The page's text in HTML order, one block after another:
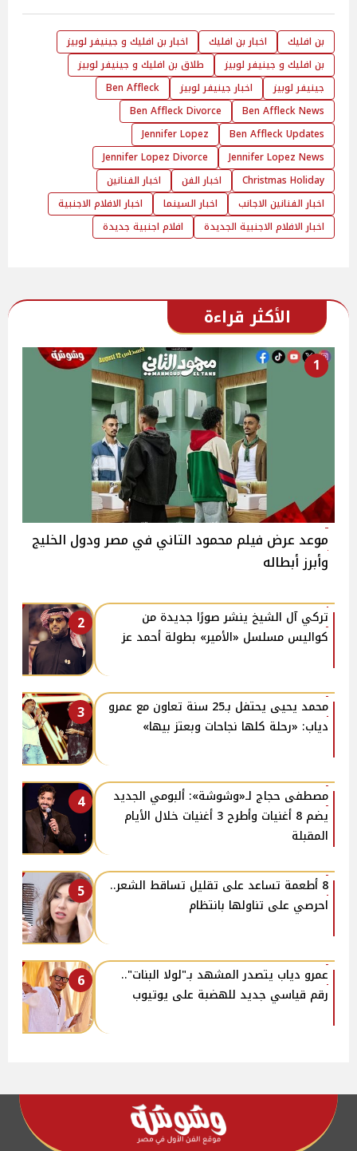
بن افليك اخبار بن افليك
اخبار بن افليك و جينيفر لوبيز
بن افليك و جينيفر لوبيز
طلاق بن افليك و جينيفر لوبيز
جينيفر لوبيز
اخبار جينيفر لوبيز
Ben Affleck
Ben Affleck News
Ben Affleck Divorce
Ben Affleck Updates
Jennifer Lopez
Jennifer Lopez News
Jennifer Lopez Divorce
Christmas Holiday
اخبار الفن
اخبار الفنانين
اخبار الفنانين الاجانب
اخبار السينما
اخبار الافلام الاجنبية
اخبار الافلام الاجنبية الجديدة
افلام اجنبية جديدة
الأكثر قراءة
1
موعد عرض فيلم محمود التاني في مصر ودول الخليج
وأبرز أبطاله
2
تركي آل الشيخ ينشر صورًا جديدة من
كواليس مسلسل «الأمير» بطولة أحمد عز
3
محمد يحيى يحتفل بـ25 سنة تعاون مع عمرو
دياب: «رحلة كلها نجاحات وبعتز بيها»
4
مصطفى حجاج لـ«وشوشة»: ألبومي الجديد
يضم 8 أغنيات وأطرح 3 أغنيات خلال الأيام
المقبلة
5
8 أطعمة تساعد على تقليل تساقط الشعر..
احرصي على تناولها بانتظام
6
عمرو دياب يتصدر المشهد بـ"لولا البنات"..
رقم قياسي جديد للهضبة على يوتيوب